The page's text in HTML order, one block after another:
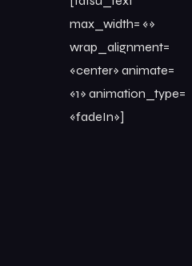
max_width= «»
wrap_alignment=
«center» animate=
«1» animation_type=
«fadeIn»]